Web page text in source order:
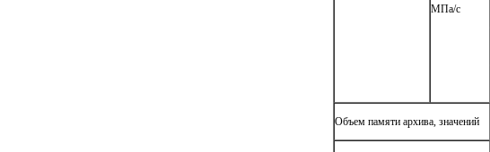
МПа/с
Объем памяти архива, значений